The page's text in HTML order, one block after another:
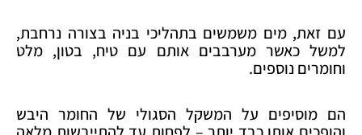
עם זאת, מים משמשים בתהליכי בניה בצורה נרחבת,
למשל כאשר מערבבים אותם עם טיח, בטון, מלט
וחומרים נוספים.
הם מוסיפים על המשקל הסגולי של החומר היבש